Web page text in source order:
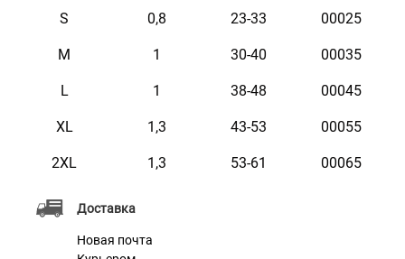
Доставка
Новая почта
S 0,8 23-33 00025
M 1 30-40 00035
L 1 38-48 00045
XL 1,3 43-53 00055
2XL 1,3 53-61 00065